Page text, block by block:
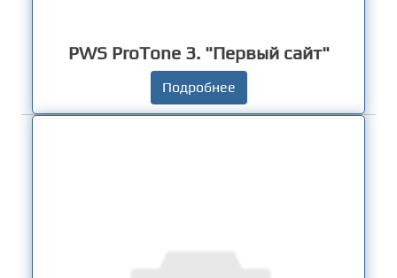
PWS ProTone 3. "Первый сайт"
Подробнее